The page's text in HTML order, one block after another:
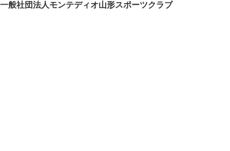
一般社団法人モンテディオ山形スポーツクラブ